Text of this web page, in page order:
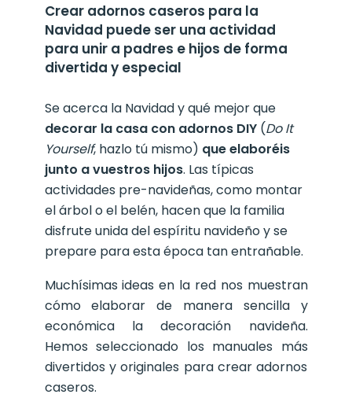
Crear adornos caseros para la
Navidad puede ser una actividad
para unir a padres e hijos de forma
divertida y especial
Se acerca la Navidad y qué mejor que
decorar la casa con adornos DIY (Do It
Yourself, hazlo tú mismo) que elaboréis
junto a vuestros hijos. Las típicas
actividades pre-navideñas, como montar
el árbol o el belén, hacen que la familia
disfrute unida del espíritu navideño y se
prepare para esta época tan entrañable.
Muchísimas ideas en la red nos muestran
cómo elaborar de manera sencilla y
económica la decoración navideña.
Hemos seleccionado los manuales más
divertidos y originales para crear adornos
caseros.